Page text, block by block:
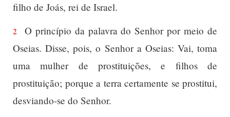
filho de Joás, rei de Israel.
2
O princípio da palavra do Senhor por meio de
Oseias. Disse, pois, o Senhor a Oseias: Vai, toma
uma mulher de prostituições, e filhos de
prostituição; porque a terra certamente se prostitui,
desviando-se do Senhor.